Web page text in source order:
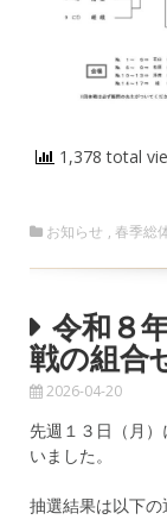
1,378 total
お知らせ , 春季総
令和８
戦の組合
2026-04-20
先週１３日（月
いました。
抽選結果は以下の